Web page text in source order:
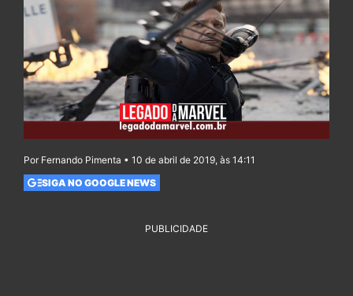
Por Fernando Pimenta • 10 de abril de 2019, às 14:11
SIGA NO GOOGLE NEWS
PUBLICIDADE